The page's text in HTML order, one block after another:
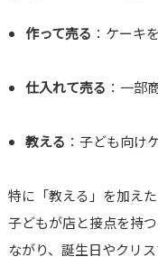
作って売る ：ケーキ
仕入れて売る ：一部
教える ：子ども向け
特に「教える」を加えた
子どもが店と接点を持
ながり、誕生日やクリ